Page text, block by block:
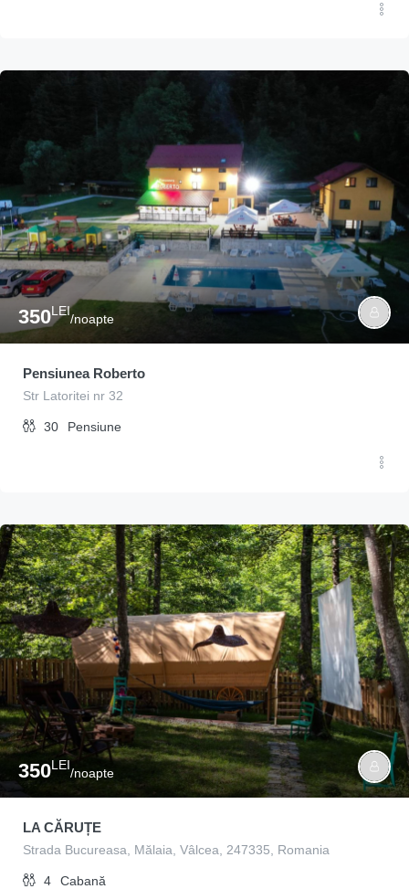
350LEI
/noapte
Pensiunea Roberto
Str Latoritei nr 32
30 Pensiune
350LEI
/noapte
LA CĂRUȚE
Strada Bucureasa, Mălaia, Vâlcea, 247335, Romania
4 Cabană